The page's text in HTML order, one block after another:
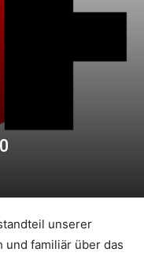
unserer
und familiär über das